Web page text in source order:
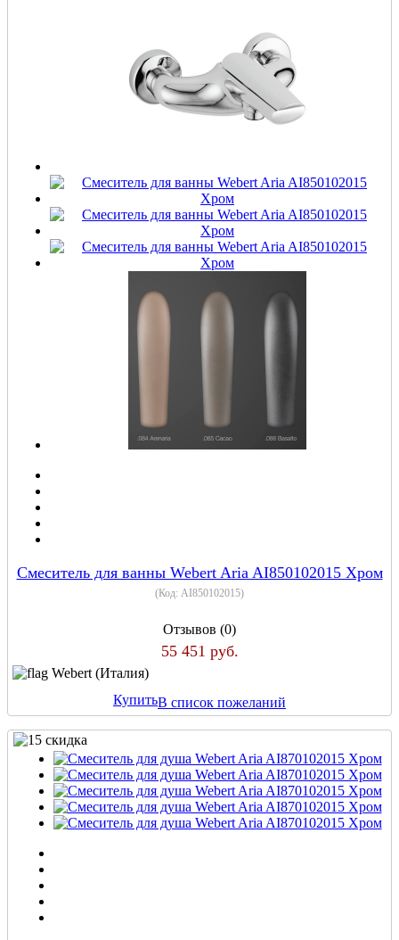
Cмеситель для ванны Webert Aria AI850102015 Хром
(Код: AI850102015)
Отзывов (0)
55 451 руб.
Webert (Италия)
КупитьВ список пожеланий